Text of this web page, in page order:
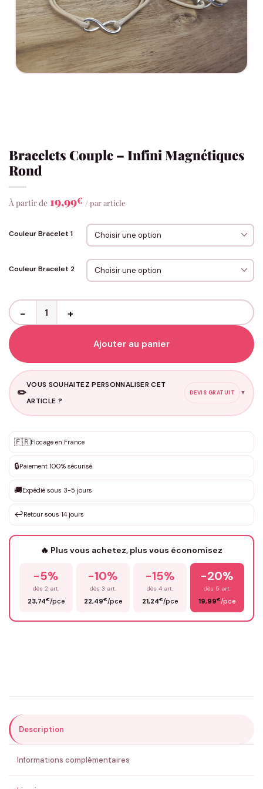
Bracelets Couple – Infini Magnétiques
Rond
À partir de 19,99€ / par article
Couleur Bracelet 1
Couleur Bracelet 2
quantité de Bracelets Couple - Infini Magnétiques Rond
Ajouter au panier
✏️
VOUS SOUHAITEZ PERSONNALISER CET
ARTICLE ?
DEVIS GRATUIT ▼
✨ Personnalisation sur mesure
DEVIS GRATUIT · Personnalisation de 3 à 10€ selon la demande
Que souhaitez-vous ?*
Votre texte / idée*
Prénom*
ENVOYER MA DEMANDE ✨
💚 Retour sous 24-48h🇫🇷 Flocage en France✅ Validation avant fabrication
🇫🇷Flocage en France
🔒Paiement 100% sécurisé
🚚Expédié sous 3-5 jours
↩️Retour sous 14 jours
🔥 Plus vous achetez, plus vous économisez
-5%
dès 2 art.
23,74€/pce
-10%
dès 3 art.
22,49€/pce
-15%
dès 4 art.
21,24€/pce
-20%
dès 5 art.
19,99€/pce
Description
Informations complémentaires